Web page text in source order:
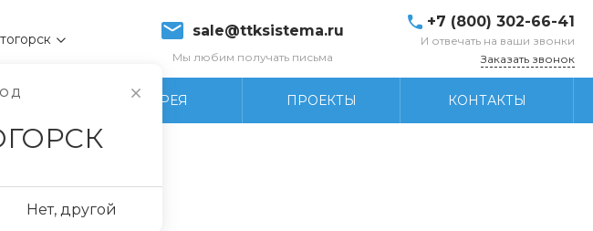
sale@ttksistema.ru
Мы любим получать письма
+7 (800) 302-66-41
И отвечать на ваши звонки
Заказать звонок
ФОТОГАЛЕРЕЯ ПРОЕКТЫ КОНТАКТЫ
Нет, другой